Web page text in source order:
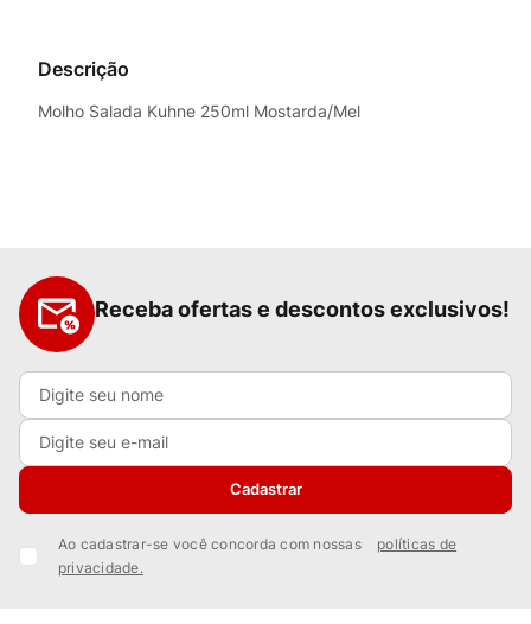
Descrição
Molho Salada Kuhne 250ml Mostarda/Mel
Receba ofertas e descontos exclusivos!
Cadastrar
Ao cadastrar-se você concorda com nossas
políticas de
privacidade.